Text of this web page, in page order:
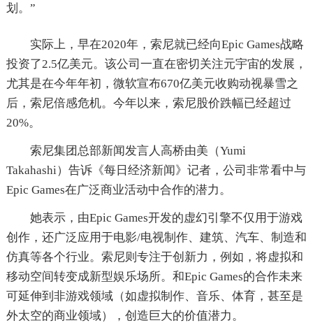
划。”
实际上，早在2020年，索尼就已经向Epic Games战略
投资了2.5亿美元。该公司一直在密切关注元宇宙的发展，
尤其是在今年年初，微软宣布670亿美元收购动视暴雪之
后，索尼倍感危机。今年以来，索尼股价跌幅已经超过
20%。
索尼集团总部新闻发言人高桥由美（Yumi
Takahashi）告诉《每日经济新闻》记者，公司非常看中与
Epic Games在广泛商业活动中合作的潜力。
她表示，由Epic Games开发的虚幻引擎不仅用于游戏
创作，还广泛应用于电影/电视制作、建筑、汽车、制造和
仿真等各个行业。索尼则专注于创新力，例如，将虚拟和
移动空间转变成新型娱乐场所。和Epic Games的合作未来
可延伸到非游戏领域（如虚拟制作、音乐、体育，甚至是
外太空的商业领域），创造巨大的价值潜力。